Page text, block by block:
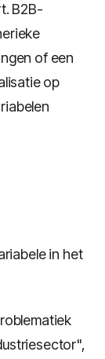
B2B-
of een
op
in het